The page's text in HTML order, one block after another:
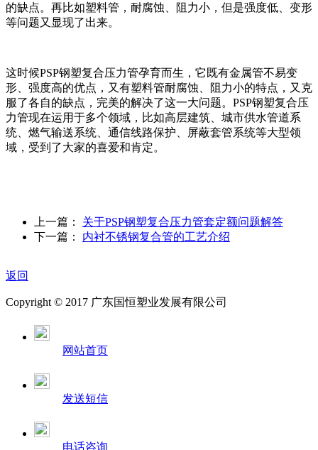
的缺点。再比如塑料管，耐腐蚀、阻力小，但是强度低、变形
等问题又显现了出来。
这时候PSP钢塑复合压力管孕育而生，它既有金属管不易变
形、强度高的优点，又有塑料管耐腐蚀、阻力小的特点，又克
服了各自的缺点，完美的解决了这一大问题。PSP钢塑复合压
力管现在运用于多个领域，比如高层建筑、城市供水管道系
统、燃气输送系统、通信线路保护、屏蔽套管系统等大型领
域，受到了大家的喜爱和肯定。
上一篇： 关于PSP钢塑复合压力管套定额问题解答
下一篇： 内衬不锈钢复合管的工艺介绍
返回
Copyright © 2017 广东国恒塑业发展有限公司
网站首页
发送短信
电话咨询